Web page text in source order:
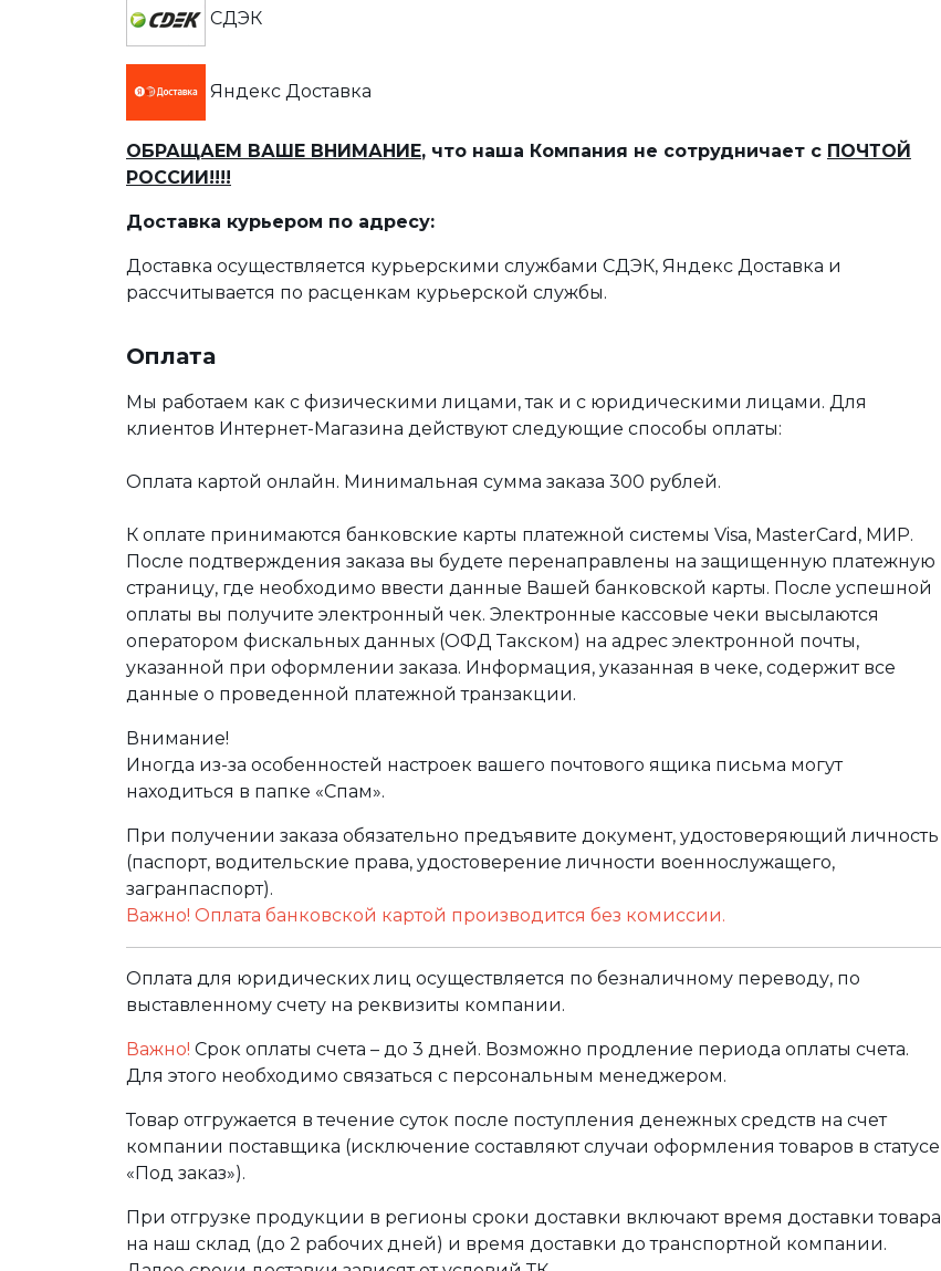
СДЭК
Яндекс Доставка
ОБРАЩАЕМ ВАШЕ ВНИМАНИЕ, что наша Компания не сотрудничает с ПОЧТОЙ
РОССИИ!!!!
Доставка курьером по адресу:
Доставка осуществляется курьерскими службами СДЭК, Яндекс Доставка и
рассчитывается по расценкам курьерской службы.
Оплата
Мы работаем как с физическими лицами, так и с юридическими лицами. Для
клиентов Интернет-Магазина действуют следующие способы оплаты:
Оплата картой онлайн. Минимальная сумма заказа 300 рублей.
К оплате принимаются банковские карты платежной системы Visa, MasterCard, МИР.
После подтверждения заказа вы будете перенаправлены на защищенную платежную
страницу, где необходимо ввести данные Вашей банковской карты. После успешной
оплаты вы получите электронный чек. Электронные кассовые чеки высылаются
оператором фискальных данных (ОФД Такском) на адрес электронной почты,
указанной при оформлении заказа. Информация, указанная в чеке, содержит все
данные о проведенной платежной транзакции.
Внимание!
Иногда из-за особенностей настроек вашего почтового ящика письма могут
находиться в папке «Спам».
При получении заказа обязательно предъявите документ, удостоверяющий личность
(паспорт, водительские права, удостоверение личности военнослужащего,
загранпаспорт).
Важно! Оплата банковской картой производится без комиссии.
Оплата для юридических лиц осуществляется по безналичному переводу, по
выставленному счету на реквизиты компании.
Важно! Срок оплаты счета – до 3 дней. Возможно продление периода оплаты счета.
Для этого необходимо связаться с персональным менеджером.
Товар отгружается в течение суток после поступления денежных средств на счет
компании поставщика (исключение составляют случаи оформления товаров в статусе
«Под заказ»).
При отгрузке продукции в регионы сроки доставки включают время доставки товара
на наш склад (до 2 рабочих дней) и время доставки до транспортной компании.